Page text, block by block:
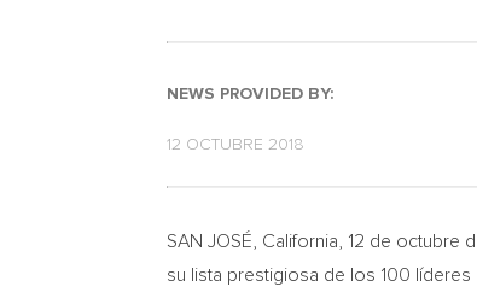
NEWS PROVIDED BY:
12 OCTUBRE 2018
SAN JOSÉ, California , 12 de octubre
su lista prestigiosa de los 100